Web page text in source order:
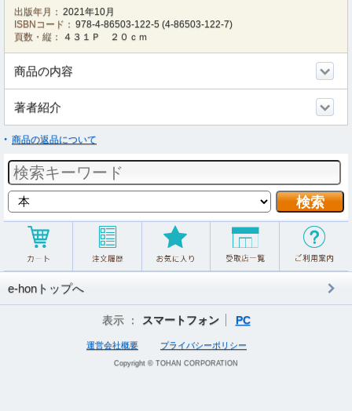
出版年月： 2021年10月
ISBNコード： 978-4-86503-122-5 (4-86503-122-7)
頁数・縦：
４３１Ｐ ２０ｃｍ
商品の内容
著者紹介
商品の返品について
e-honトップへ
表示 ： スマートフォン PC
運営会社概要 プライバシーポリシー
Copyright © TOHAN CORPORATION